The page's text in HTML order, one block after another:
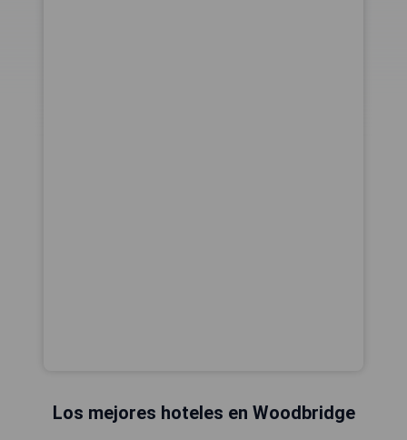
Los mejores hoteles en Woodbridge